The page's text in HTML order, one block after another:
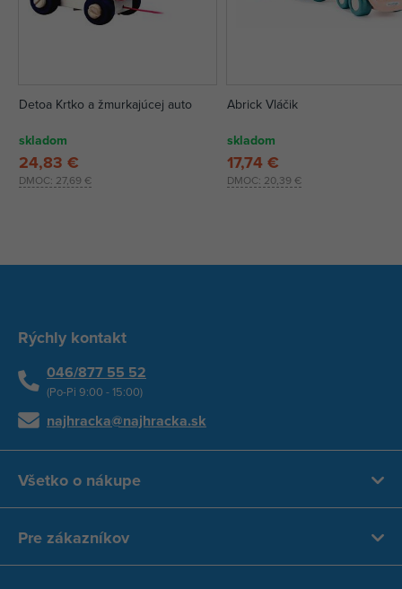
Detoa Krtko a žmurkajúcej auto
skladom
DMOC: 27,69 €
24,83 €
Abrick Vláčik
skladom
DMOC: 20,39 €
17,74 €
Rýchly kontakt
046/877 55 52
(Po-Pi 9:00 - 15:00)
najhracka@najhracka.sk
Všetko o nákupe
Pre zákazníkov